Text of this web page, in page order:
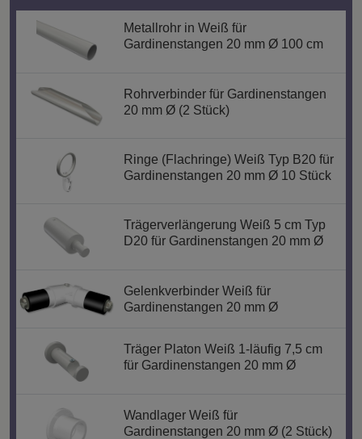
Metallrohr in Weiß für
Gardinenstangen 20 mm Ø 100 cm
Rohrverbinder für Gardinenstangen
20 mm Ø (2 Stück)
Ringe (Flachringe) Weiß Typ B20 für
Gardinenstangen 20 mm Ø 10 Stück
Trägerverlängerung Weiß 5 cm Typ
D20 für Gardinenstangen 20 mm Ø
Gelenkverbinder Weiß für
Gardinenstangen 20 mm Ø
Träger Platon Weiß 1-läufig 7,5 cm
für Gardinenstangen 20 mm Ø
Wandlager Weiß für
Gardinenstangen 20 mm Ø (2 Stück)